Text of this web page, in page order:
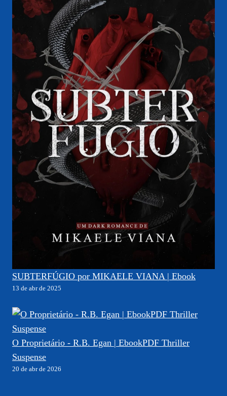
SUBTERFÚGIO por MIKAELE VIANA | Ebook
13 de abr de 2025
O Proprietário - R.B. Egan | EbookPDF Thriller
Suspense
20 de abr de 2026